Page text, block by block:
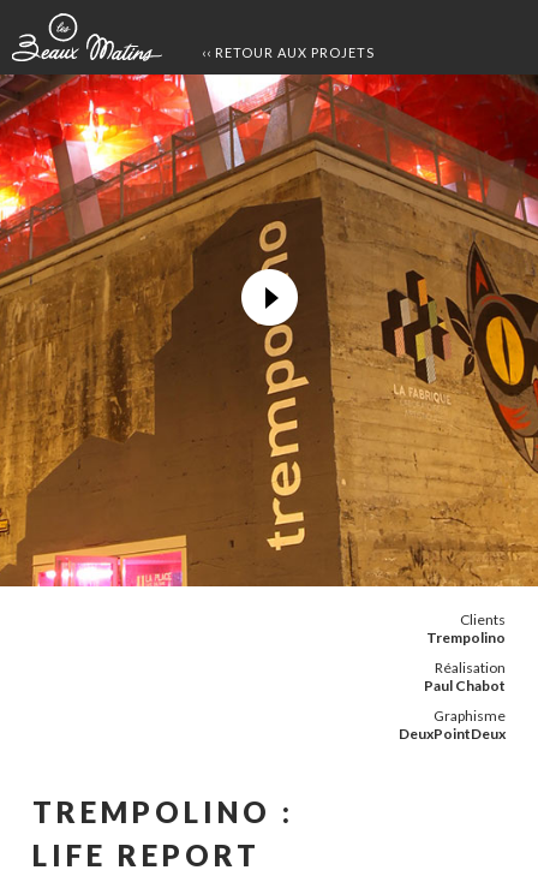
‹‹ RETOUR AUX PROJETS
Clients
Trempolino
Réalisation
Paul Chabot
Graphisme
DeuxPointDeux
TREMPOLINO :
LIFE REPORT